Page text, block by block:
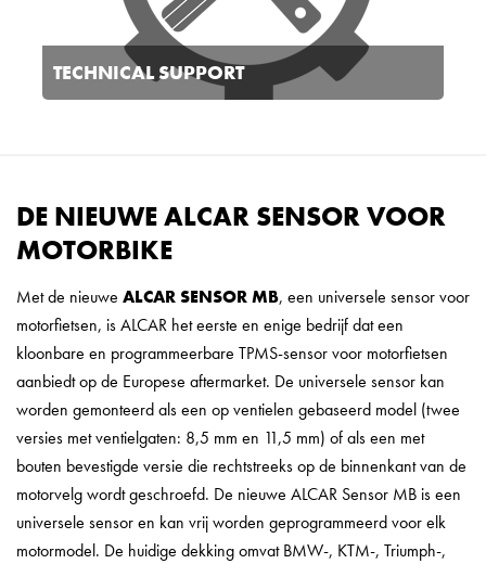
TECHNICAL SUPPORT
DE NIEUWE ALCAR SENSOR VOOR
MOTORBIKE
Met de nieuwe ALCAR SENSOR MB, een universele sensor voor
motorfietsen, is ALCAR het eerste en enige bedrijf dat een
kloonbare en programmeerbare TPMS-sensor voor motorfietsen
aanbiedt op de Europese aftermarket. De universele sensor kan
worden gemonteerd als een op ventielen gebaseerd model (twee
versies met ventielgaten: 8,5 mm en 11,5 mm) of als een met
bouten bevestigde versie die rechtstreeks op de binnenkant van de
motorvelg wordt geschroefd. De nieuwe ALCAR Sensor MB is een
universele sensor en kan vrij worden geprogrammeerd voor elk
motormodel. De huidige dekking omvat BMW-, KTM-, Triumph-,